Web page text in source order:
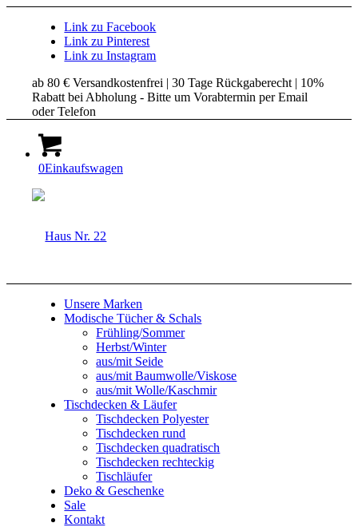
Link zu Facebook
Link zu Pinterest
Link zu Instagram
ab 80 € Versandkostenfrei | 30 Tage Rückgaberecht | 10%
Rabatt bei Abholung - Bitte um Vorabtermin per Email
oder Telefon
0Einkaufswagen
Unsere Marken
Modische Tücher & Schals
Frühling/Sommer
Herbst/Winter
aus/mit Seide
aus/mit Baumwolle/Viskose
aus/mit Wolle/Kaschmir
Tischdecken & Läufer
Tischdecken Polyester
Tischdecken rund
Tischdecken quadratisch
Tischdecken rechteckig
Tischläufer
Deko & Geschenke
Sale
Kontakt